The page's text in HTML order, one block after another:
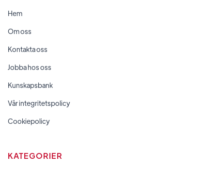
Hem
Om oss
Kontakta oss
Jobba hos oss
Kunskapsbank
Vår integritetspolicy
Cookiepolicy
KATEGORIER